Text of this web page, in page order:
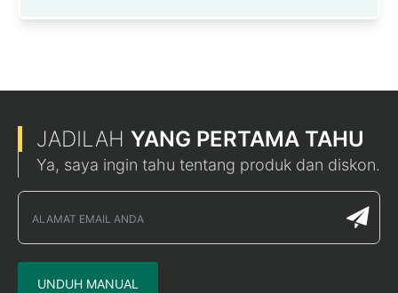
JADILAH YANG PERTAMA TAHU
Ya, saya ingin tahu tentang produk dan diskon.
UNDUH MANUAL